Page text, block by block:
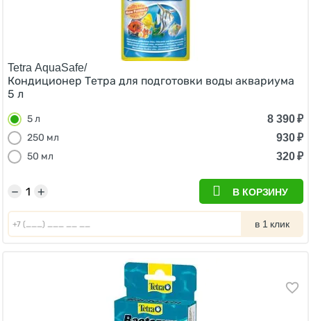
Tetra AquaSafe/
Кондиционер Тетра для подготовки воды аквариума
5 л
5 л 8 390₽
250 мл
930₽
50 мл
320₽
+
− В КОРЗИНУ
в 1 клик